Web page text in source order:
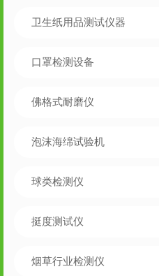
卫生纸用品测试仪器
口罩检测设备
佛格式耐磨仪
泡沫海绵试验机
球类检测仪
挺度测试仪
烟草行业检测仪